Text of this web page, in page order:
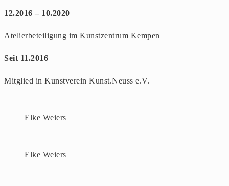
12.2016 – 10.2020
Atelierbeteiligung im Kunstzentrum Kempen
Seit 11.2016
Mitglied in Kunstverein Kunst.Neuss e.V.
Elke Weiers
Elke Weiers